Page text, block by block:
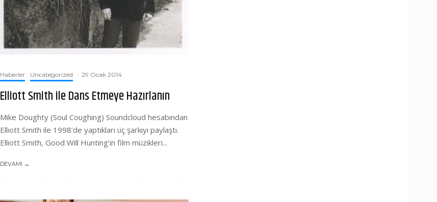
Haberler Uncategorized · 29 Ocak 2014
Elliott Smith ile Dans Etmeye Hazırlanın
Mike Doughty (Soul Coughing) Soundcloud hesabından
Elliott Smith ile 1998’de yaptıkları üç şarkıyı paylaştı.
Elliott Smith, Good Will Hunting‘in film müzikleri...
DEVAMI →